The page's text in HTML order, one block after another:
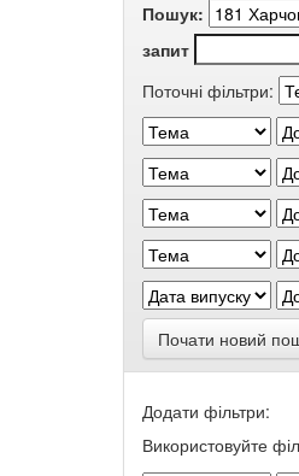
Пошук:
запит
Поточні фільтри:
Почати новий
Додати фільтри:
Використовуйте